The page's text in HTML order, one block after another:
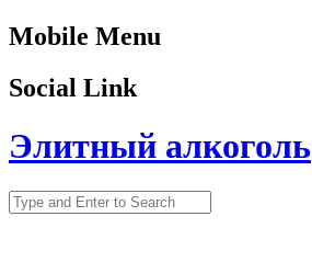
Mobile Menu
Social Link
Элитный алкоголь